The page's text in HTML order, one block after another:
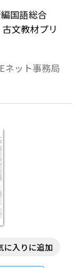
国語総合
文教材プリ
ット事務局
に入りに追加